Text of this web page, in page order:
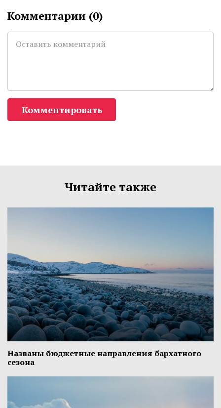
Комментарии (0)
Комментировать
Читайте также
Названы бюджетные направления бархатного
сезона